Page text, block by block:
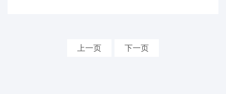
上一页 下一页